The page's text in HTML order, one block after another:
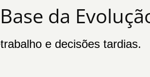
da
e decisões tardias.